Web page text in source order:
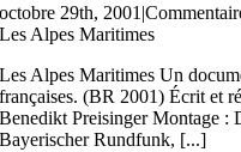
octobre 29th, 2001 |
Les Alpes Maritimes
Les Alpes Maritimes Un
françaises. (BR 2001) Écrit et
Benedikt Preisinger Montage :
Bayerischer Rundfunk, [...]